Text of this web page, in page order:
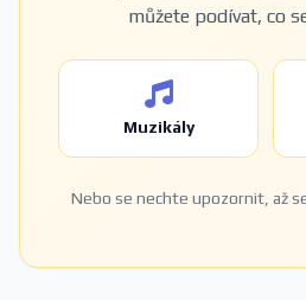
můžete podívat, co
Muzikály
Nebo se nechte upozornit, až